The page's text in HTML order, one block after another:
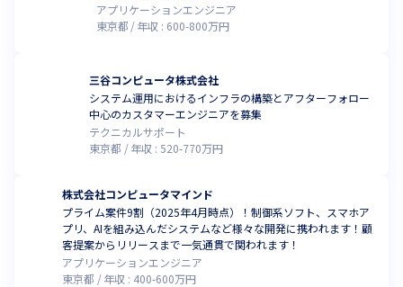
アプリケーションエンジニア
東京都
年収 : 600-800万円
三谷コンピュータ株式会社
システム運用におけるインフラの構築とアフターフォロー
中心のカスタマーエンジニアを募集
テクニカルサポート
東京都
年収 :520-770万円
株式会社コンピュータマインド
プライム案件9割（2025年4月時点）！制御系ソフト、スマホア
プリ、AIを組み込んだシステムなど様々な開発に携われます！顧
客提案からリリースまで一気通貫で関われます！
アプリケーションエンジニア
東京都
年収 : 400-600万円